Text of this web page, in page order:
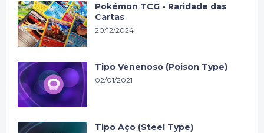
Pokémon TCG - Raridade das
Cartas
20/12/2024
Tipo Venenoso (Poison Type)
02/01/2021
Tipo Aço (Steel Type)